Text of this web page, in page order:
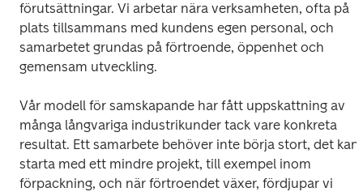
förutsättningar. Vi arbetar nära verksamheten, ofta på
plats tillsammans med kundens egen personal, och
samarbetet grundas på förtroende, öppenhet och
gemensam utveckling.
Vår modell för samskapande har fått uppskattning av
många långvariga industrikunder tack vare konkreta
resultat. Ett samarbete behöver inte börja stort, det kan
starta med ett mindre projekt, till exempel inom
förpackning, och när förtroendet växer, fördjupar vi